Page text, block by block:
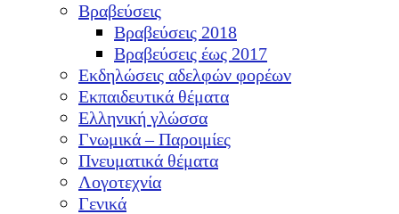
Βραβεύσεις
Βραβεύσεις 2018
Βραβεύσεις έως 2017
Εκδηλώσεις αδελφών φορέων
Εκπαιδευτικά θέματα
Ελληνική γλώσσα
Γνωμικά – Παροιμίες
Πνευματικά θέματα
Λογοτεχνία
Γενικά